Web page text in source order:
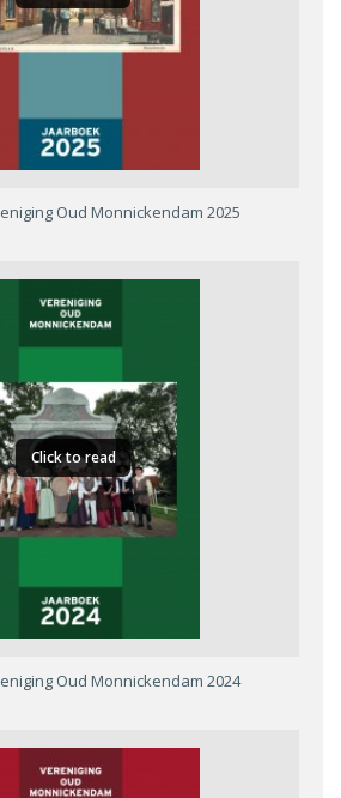
Oud Monnickendam 2025
Click to read
Oud Monnickendam 2024